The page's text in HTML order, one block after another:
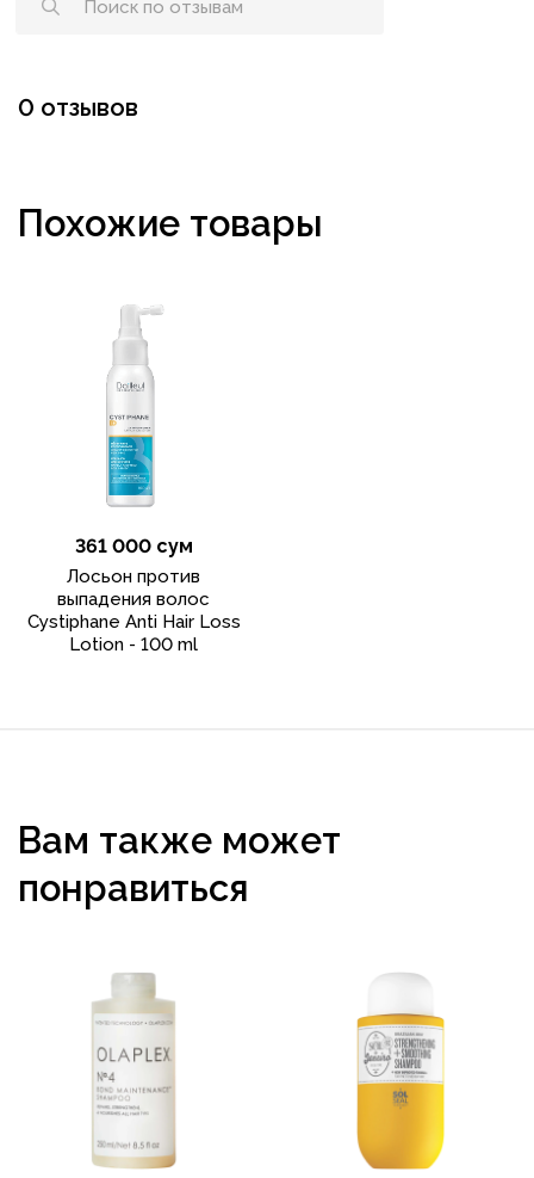
0 отзывов
Похожие товары
361 000 сум
Лосьон против
выпадения волос
Cystiphane Anti Hair Loss
Lotion - 100 ml
Вам также может
понравиться